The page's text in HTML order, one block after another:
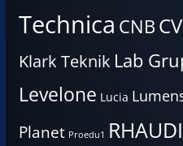
Technica CNB
Klark Teknik Lab
Levelone Lucia
Planet Proedu1